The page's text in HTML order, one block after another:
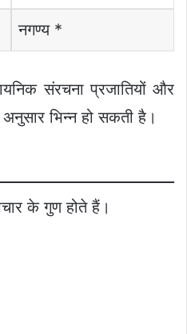
नगण्य *
संरचना प्रजातियों और
भिन्न हो सकती है।
के गुण होते हैं।